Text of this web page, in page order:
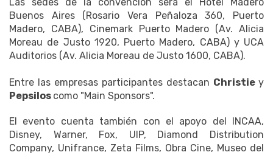
Buenos Aires (Rosario Vera Peñaloza 360, Puerto
Madero, CABA), Cinemark Puerto Madero (Av. Alicia
Moreau de Justo 1920, Puerto Madero, CABA) y UCA
Auditorios (Av. Alicia Moreau de Justo 1600, CABA).
Entre las empresas participantes destacan Christie y
Pepsilos como "Main Sponsors".
El evento cuenta también con el apoyo del INCAA,
Disney, Warner, Fox, UIP, Diamond Distribution
Company, Unifrance, Zeta Films, Obra Cine, Museo del